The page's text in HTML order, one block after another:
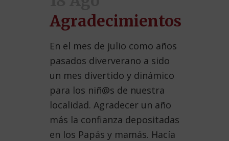
Agradecimientos
En el mes de julio como años
pasados diververano a sido
un mes divertido y dinámico
para los niñ@s de nuestra
localidad. Agradecer un año
más la confianza depositadas
en los Papás y mamás. Hacía